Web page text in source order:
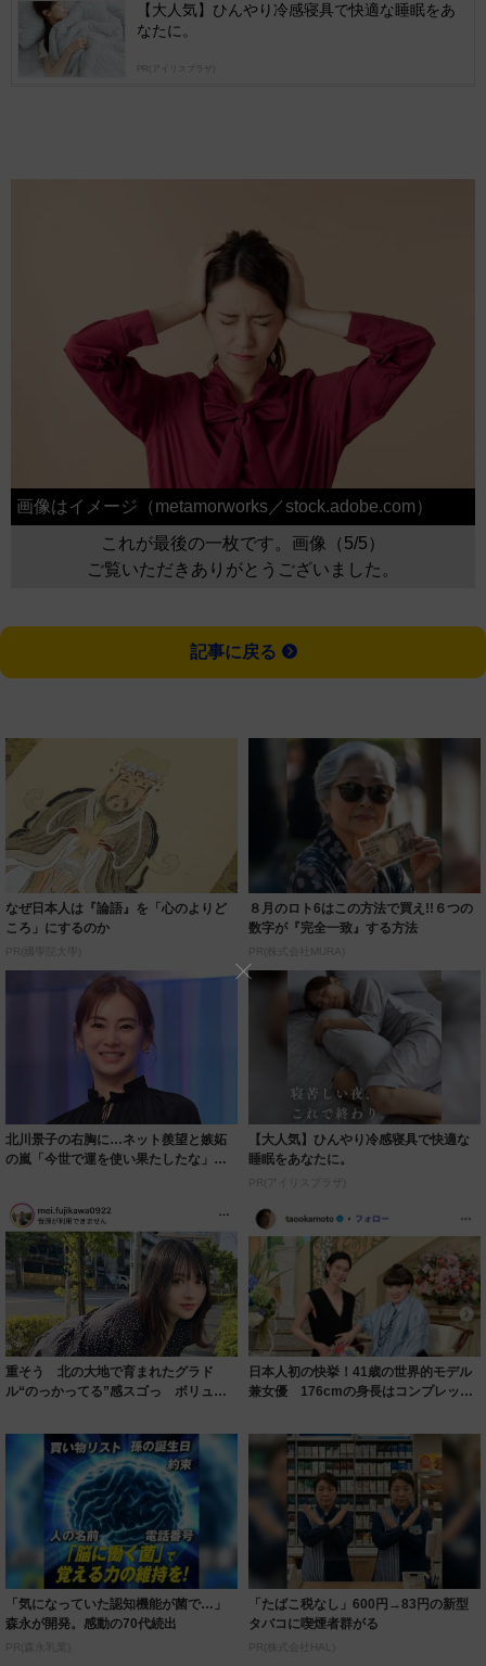
【大人気】ひんやり冷感寝具で快適な睡眠をあ
なたに。
PR(アイリスプラザ)
画像はイメージ（metamorworks／stock.adobe.com）
これが最後の一枚です。画像（5/5）
ご覧いただきありがとうございました。
記事に戻る
なぜ日本人は『論語』を「心のよりど
ころ」にするのか
PR(國學院大學)
８月のロト6はこの方法で買え!!６つの
数字が『完全一致』する方法
PR(株式会社MURA)
北川景子の右胸に…ネット羨望と嫉妬
の嵐「今世で運を使い果たしたな」
【大人気】ひんやり冷感寝具で快適な
睡眠をあなたに。
PR(アイリスプラザ)
重そう 北の大地で育まれたグラド
ル“のっかってる”感スゴっ ボリュー
日本人初の快挙！41歳の世界的モデル
兼女優 176cmの身長はコンプレック
「気になっていた認知機能が菌で…」
森永が開発。感動の70代続出
PR(森永乳業)
「たばこ税なし」600円→83円の新型
タバコに喫煙者群がる
PR(株式会社HAL)